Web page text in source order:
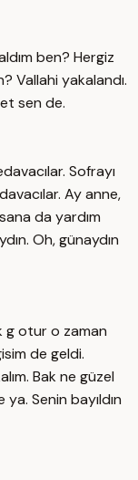
ben? Hergiz
Vallahi yakalandı.
sen de.
Sofrayı
Ay anne,
da yardım
Oh, günaydın
g otur o zaman
de geldi.
Bak ne güzel
ya. Senin bayıldın